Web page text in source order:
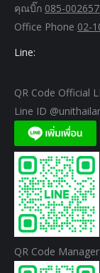
คุณบิ๊ก 085-
Office Phone 02-
Line:
QR Code Official
Line ID
QR Code